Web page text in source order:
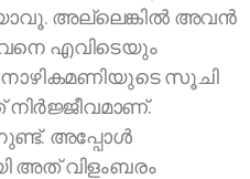
അല്ലെങ്കില്‍ അവന്‍
എവിടെയും
സൂചി
നിര്‍ജ്ജീവമാണ്.
അപ്പോള്‍
വിളംബരം